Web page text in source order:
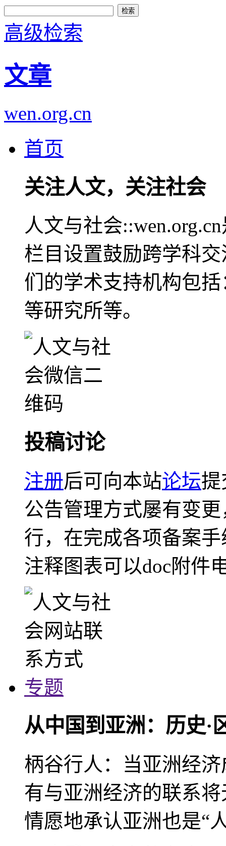
高级检索
文章
wen.org.cn
首页
关注人文，关注社会
人文与社会
栏目设置鼓励跨学科
们的学术支持机构包
等研究所等。
投稿讨论
注册后可向本站论坛提
公告管理方式屡有变
行，在完成各项备案
注释图表可以doc附件
专题
从中国到亚洲：历史·
柄谷行人：当亚洲经
有与亚洲经济的联系
情愿地承认亚洲也是“